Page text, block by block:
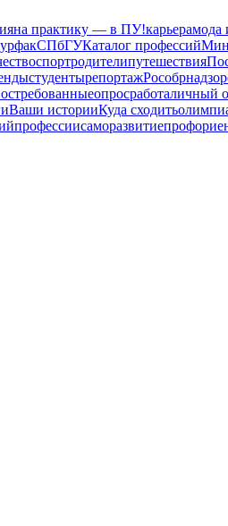
на практику — в ПУ!карьерамода
СПбГУКаталог профессий
спортродителипутешествия
студентырепортажРособрнадзор
опросработаличный
Ваши историиКуда сходить
профессиисаморазвитие